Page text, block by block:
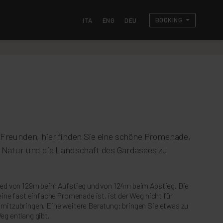
ITA ENG DEU BOOKING
hier finden Sie eine schöne Promenade,
und die Landschaft des Gardasees zu
von 129m beim Aufstieg und von 124m beim Abstieg. Die
fast einfache Promenade ist, ist der Weg nicht für
Eine weitere Beratung: bringen Sie etwas zu
entlang gibt.